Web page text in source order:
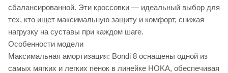
сбалансированной. Эти кроссовки — идеальный выбор для
тех, кто ищет максимальную защиту и комфорт, снижая
нагрузку на суставы при каждом шаге.
Особенности модели
Максимальная амортизация: Bondi 8 оснащены одной из
самых мягких и легких пенок в линейке HOKA, обеспечивая